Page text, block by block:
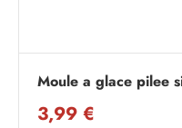
Moule a glace pilee
3,99 €